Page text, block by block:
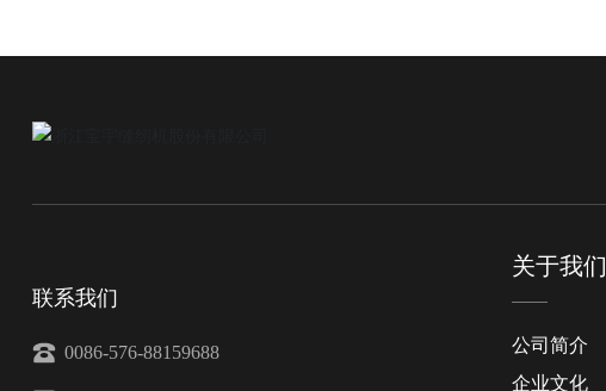
联系我们
0086-576-88159688
关于我们
公司简介
企业文化